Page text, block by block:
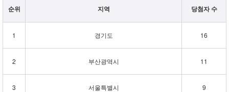
순위 지역 당첨자 수
1 경기도 16
2 부산광역시 11
3 서울특별시 9